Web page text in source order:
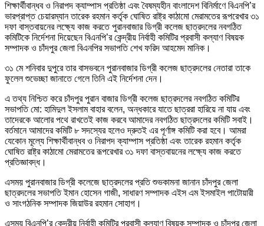
শিক্ষার্থীবান্ধব ও নিরাপদ ক্যাম্পাস প্রতিষ্ঠা এবং বৈষম্যহীন বাংলাদেশ বিনির্মাণে বিএনপি’র
ভারপ্রাপ্ত চেয়ারম্যান তারেক রহমান কর্তৃক ঘোষিত রাষ্ট্র কাঠামো মেরামতের রূপরেখার ৩১
দফা বাস্তবায়নের লক্ষ্যে কাজ করতে পুরানবাজার ডিগ্রী কলেজ ছাত্রদলের নবগঠিত
কমিটিকে নির্দেশনা দিয়েছেন বিএনপি’র কেন্দ্রীয় নির্বাহী কমিটির প্রবাসী কল্যাণ বিষয়ক
সম্পাদক ও চাঁদপুর জেলা বিএনপির সভাপতি শেখ ফরিদ আহমেদ মানিক।
৩১ মে শনিবার দুপুরে তার বাসভবনে পুরানবাজার ডিগ্রী কলেজ ছাত্রদলের নেতারা তাকে
ফুলেল শুভেচ্ছা জানাতে গেলে তিনি এই নির্দেশনা দেন।
এ তথ্য নিশ্চিত করে চাঁদপুর পুরান বাজার ডিগ্রী কলেজ ছাত্রদলের নবগঠিত কমিটির
সভাপতি মো: হামিদুল ইসলাম বাহার বলেন, অন্ধকারে যাতে ছাত্ররা হারিয়ে না যায় এবং
তাদেরকে আলোর পথে রাখতেই কাজ করবে আমাদের নবগঠিত ছাত্রদলের কমিটি সবাই।
বর্তমানে আমাদের কমিটি ৮ সদস্যের হলেও দ্রুতই এর পূর্ণাঙ্গ কমিটি করা হবে। আমরা
যেকোন মূল্যে শিক্ষার্থীবান্ধব ও নিরাপদ ক্যাম্পাস প্রতিষ্ঠা এবং তারেক রহমান কর্তৃক
ঘোষিত রাষ্ট্র কাঠামো মেরামতের রূপরেখার ৩১ দফা বাস্তবায়নের লক্ষ্যে কাজ করতে
প্রতিজ্ঞাবদ্ধ।
এসময় পুরানবাজার ডিগ্রী কলেজে ছাত্রদলের প্রতি শুভকামনা জানান চাঁদপুর জেলা
ছাত্রদলের সভাপতি ইমান হোসেন গাজী, সাধারণ সম্পাদক এইস এম ইসমাইল পাটোয়ারী
ও সাংগঠনিক সম্পাদক জিয়াউর রহমান সোহাগ।
এসময় বিএনপি’র কেন্দ্রীয় নির্বাহী কমিটির প্রবাসী কল্যাণ বিষয়ক সম্পাদক ও চাঁদপুর জেলা